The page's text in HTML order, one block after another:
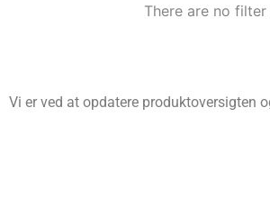
There are no
Vi er ved at opdatere produktoversigten